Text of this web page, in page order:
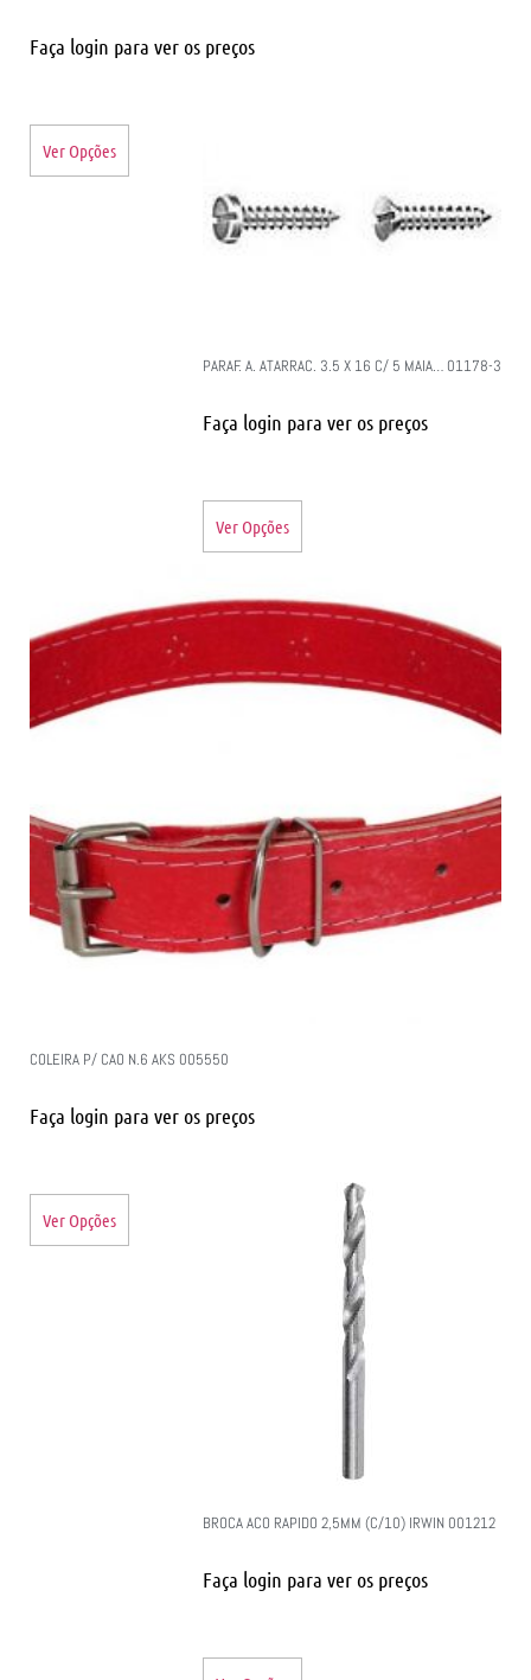
Faça login para ver os preços
Ver Opções
PARAF. A. ATARRAC. 3.5 X 16 C/ 5 MAIA… 01178-3
Faça login para ver os preços
Ver Opções
COLEIRA P/ CAO N.6 AKS 005550
Faça login para ver os preços
Ver Opções
BROCA ACO RAPIDO 2,5MM (C/10) IRWIN 001212
Faça login para ver os preços